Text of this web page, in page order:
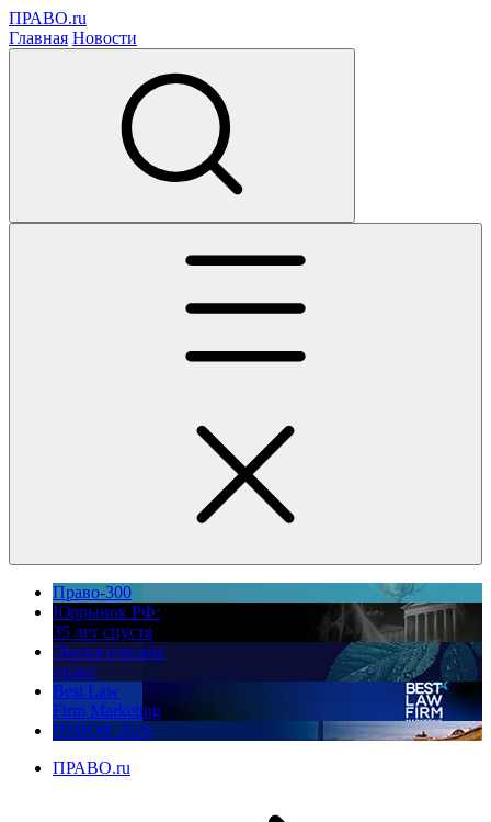
ПРАВО.ru
Главная Новости
Право-300
Юррынок РФ:
35 лет спустя
Экологическое
право
Best Law
Firm Marketing
ПМЮФ 2026
ПРАВО.ru